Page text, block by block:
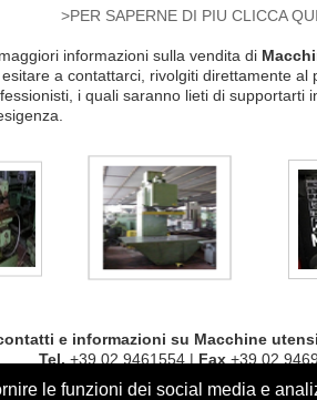
le funzioni dei social media e
>PER SAPERNE DI PIU CLICCA
informazioni sulla vendita di
a contattarci, rivolgiti direttamente al
i quali saranno lieti di supportarti
e informazioni su Macchine
Tel. +39 02 9461554 | Fax+39 02
e-mail
: info@cattaneoweb.com